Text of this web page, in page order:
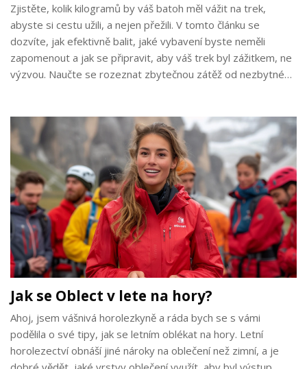
Zjistěte, kolik kilogramů by váš batoh měl vážit na trek,
abyste si cestu užili, a nejen přežili. V tomto článku se
dozvíte, jak efektivně balit, jaké vybavení byste neměli
zapomenout a jak se připravit, aby váš trek byl zážitkem, ne
výzvou. Naučte se rozeznat zbytečnou zátěž od nezbytné
Jak se Oblect v lete na hory?
Ahoj, jsem vášnivá horolezkyně a ráda bych se s vámi
podělila o své tipy, jak se letním oblékat na hory. Letní
horolezectví obnáší jiné nároky na oblečení než zimní, a je